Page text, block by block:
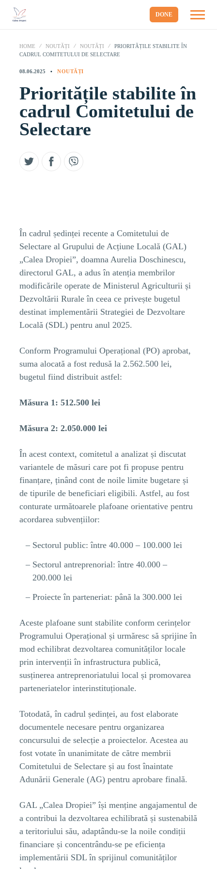
DONE
HOME NOUTĂȚI NOUTĂȚI
PRIORITĂȚILE STABILITE ÎN
CADRUL COMITETULUI DE SELECTARE
08.06.2025 NOUTĂȚI
Prioritățile stabilite în
cadrul Comitetului de
Selectare
În cadrul ședinței recente a Comitetului de
Selectare al Grupului de Acțiune Locală (GAL)
„Calea Dropiei”, doamna Aurelia Doschinescu,
directorul GAL, a adus în atenția membrilor
modificările operate de Ministerul Agriculturii și
Dezvoltării Rurale în ceea ce privește bugetul
destinat implementării Strategiei de Dezvoltare
Locală (SDL) pentru anul 2025.
Conform Programului Operațional (PO) aprobat,
suma alocată a fost redusă la 2.562.500 lei,
bugetul fiind distribuit astfel:
Măsura 1: 512.500 lei
Măsura 2: 2.050.000 lei
În acest context, comitetul a analizat și discutat
variantele de măsuri care pot fi propuse pentru
finanțare, ținând cont de noile limite bugetare și
de tipurile de beneficiari eligibili. Astfel, au fost
conturate următoarele plafoane orientative pentru
acordarea subvențiilor:
Sectorul public: între 40.000 – 100.000 lei
Sectorul antreprenorial: între 40.000 –
200.000 lei
Proiecte în parteneriat: până la 300.000 lei
Aceste plafoane sunt stabilite conform cerințelor
Programului Operațional și urmăresc să sprijine în
mod echilibrat dezvoltarea comunităților locale
prin intervenții în infrastructura publică,
susținerea antreprenoriatului local și promovarea
parteneriatelor interinstituționale.
Totodată, în cadrul ședinței, au fost elaborate
documentele necesare pentru organizarea
concursului de selecție a proiectelor. Acestea au
fost votate în unanimitate de către membrii
Comitetului de Selectare și au fost înaintate
Adunării Generale (AG) pentru aprobare finală.
GAL „Calea Dropiei” își menține angajamentul de
a contribui la dezvoltarea echilibrată și sustenabilă
a teritoriului său, adaptându-se la noile condiții
financiare și concentrându-se pe eficiența
implementării SDL în sprijinul comunităților